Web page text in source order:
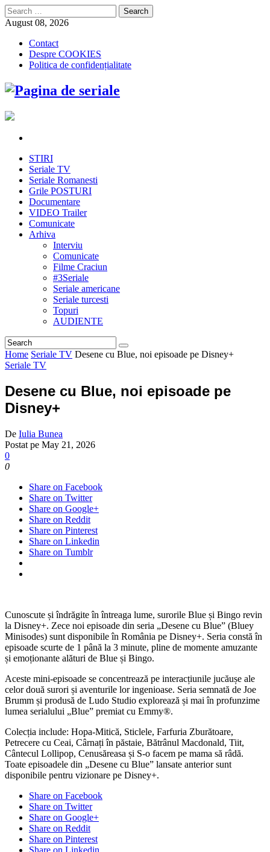
Search
for:
August 08, 2026
Contact
Despre COOKIES
Politica de confidențialitate
STIRI
Seriale TV
Seriale Romanesti
Grile POSTURI
Documentare
VIDEO Trailer
Comunicate
Arhiva
Interviu
Comunicate
Filme Craciun
#3Seriale
Seriale americane
Seriale turcesti
Topuri
AUDIENTE
Home Seriale TV Desene cu Blue, noi episoade pe Disney+
Seriale TV
Desene cu Blue, noi episoade pe
Disney+
De Iulia Bunea
Postat pe May 21, 2026
0
0
Share on Facebook
Share on Twitter
Share on Google+
Share on Reddit
Share on Pinterest
Share on Linkedin
Share on Tumblr
Cunoscute și îndrăgite în întreaga lume, surorile Blue și Bingo revin
la Disney+. Zece noi episoade din seria „Desene cu Blue” (Bluey
Minisodes) sunt disponibile în România pe Disney+. Seria constă în
episoade scurte de 1 până la 3 minute, pline de momente amuzante
și emoționante alături de Blue și Bingo.
Aceste mini-episoade se concentrează pe interacțiunile jucăușe ale
celor două surori și aventurile lor ingenioase. Seria semnată de Joe
Brumm și produsă de Ludo Studio explorează și mai în profunzime
lumea serialului „Blue” premiat cu Emmy®.
Colecția include: Hopa-Mitică, Sticlele, Farfuria Zburătoare,
Petrecere cu Ceai, Cârnați în păstaie, Bătrânul Macdonald, Tiit,
Cântecul Lollipop, Cenusăreasa și S-o facem pe mama să râdă.
Toate episoadele din „Desene cu Blue” lansate anterior sunt
disponibile pentru vizionare pe Disney+.
Share on Facebook
Share on Twitter
Share on Google+
Share on Reddit
Share on Pinterest
Share on Linkedin